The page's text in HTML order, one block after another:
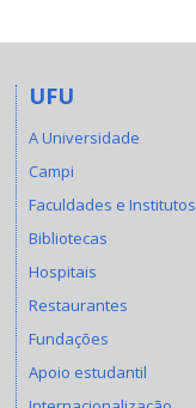
UFU
A Universidade
Campi
Faculdades e Institutos
Bibliotecas
Hospitais
Restaurantes
Fundações
Apoio estudantil